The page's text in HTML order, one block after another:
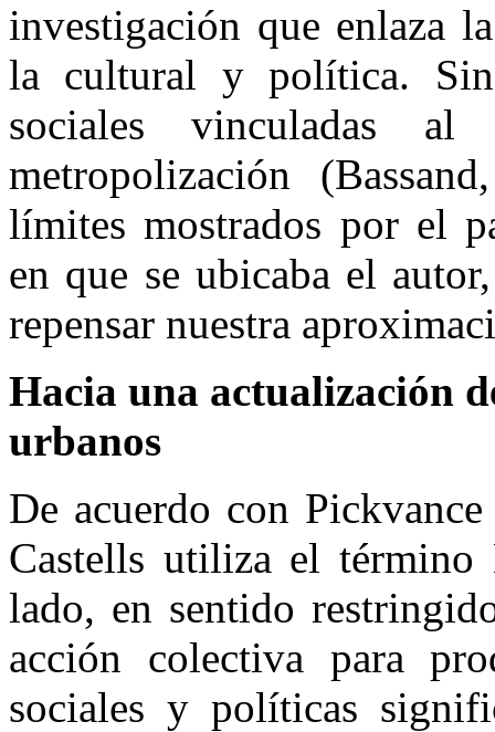
investigación que enlaza
la cultural y política. Sin
sociales vinculadas
metropolización
límites mostrados por el
en que se ubicaba el
repensar nuestra
Hacia una actualización
urbanos
De acuerdo con
Castells utiliza el término
lado, en sentido
acción colectiva para
sociales y políticas